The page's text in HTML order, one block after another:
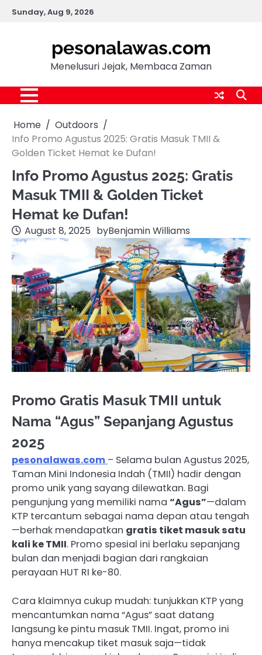
SkipSunday, Aug 9, 2026
pesonalawas.com
Menelusuri Jejak, Membaca Zaman
Home
Outdoors
Info Promo Agustus 2025: Gratis Masuk TMII &
Golden Ticket Hemat ke Dufan!
Info Promo Agustus 2025: Gratis
Masuk TMII & Golden Ticket
Hemat ke Dufan!
August 8, 2025 byBenjamin Williams
Promo Gratis Masuk TMII untuk
Nama “Agus” Sepanjang Agustus
2025
pesonalawas.com – Selama bulan Agustus 2025,
Taman Mini Indonesia Indah (TMII) hadir dengan
promo unik yang sayang dilewatkan. Bagi
pengunjung yang memiliki nama “Agus”—dalam
KTP tercantum sebagai nama depan atau tengah
—berhak mendapatkan gratis tiket masuk satu
kali ke TMII. Promo spesial ini berlaku sepanjang
bulan dan menjadi bagian dari rangkaian
perayaan HUT RI ke-80.
Cara klaimnya cukup mudah: tunjukkan KTP yang
mencantumkan nama “Agus” saat datang
langsung ke pintu masuk TMII. Ingat, promo ini
hanya mencakup tiket masuk saja—tidak